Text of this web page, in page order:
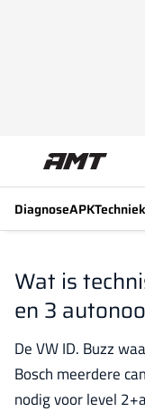
DiagnoseAPKTechniek
Wat is
en 3
De VW ID. Buzz
Bosch meerdere
nodig voor level